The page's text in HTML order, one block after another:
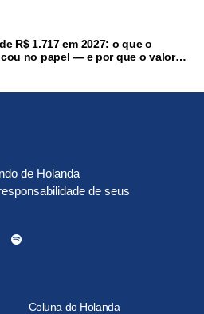
R$ 1.717 em 2027: o que o
no papel — e por que o valor
de Holanda
de seus
Coluna do Holanda